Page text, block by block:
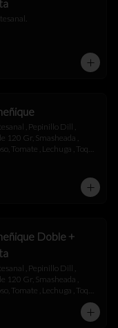
, Pepinillo Dill ,
120 Gr, Smasheada ,
Tomate , Lechuga , Toque
Doble +
, Pepinillo Dill ,
120 Gr, Smasheada ,
Tomate , Lechuga , Toque